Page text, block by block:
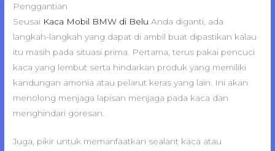
Penggantian
Seusai Kaca Mobil BMW di Belu Anda diganti, ada
langkah-langkah yang dapat di ambil buat dipastikan kalau
itu masih pada situasi prima. Pertama, terus pakai pencuci
kaca yang lembut serta hindarkan produk yang memiliki
kandungan amonia atau pelarut keras yang lain. Ini akan
menolong menjaga lapisan menjaga pada kaca dan
menghindari goresan.
Juga, pikir untuk memanfaatkan sealant kaca atau